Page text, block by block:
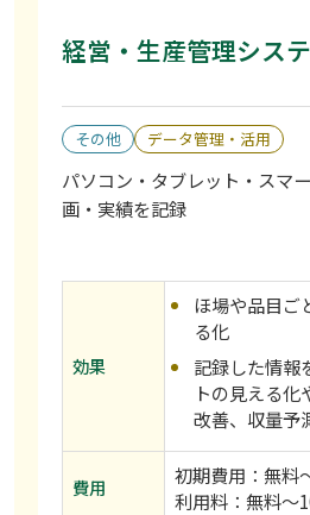
経営・生産管理シス
その他 データ管理・活用
パソコン・タブレット・スマ
画・実績を記録
効果
ほ場や品目ご
る化
記録した情報
トの見える
改善、収量予
費用
初期費用：無料
利用料：無料～